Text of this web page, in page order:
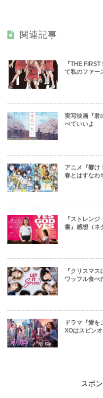
関連記事
『THE
て私のファー
実写映画『君
べていいよ
アニメ『響け
春とはすなわ
『ストレン
書』感想（ネ
『クリスマ
ワッフル食べ
ドラマ『愛
XOはスピン
スポ